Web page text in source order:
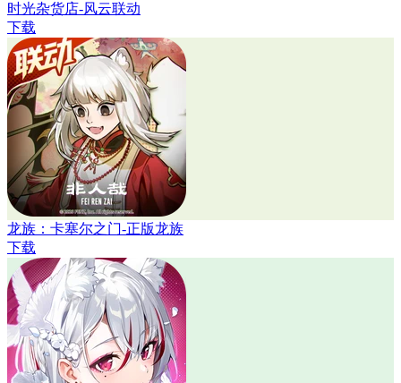
时光杂货店-风云联动
下载
龙族：卡塞尔之门-正版龙族
下载